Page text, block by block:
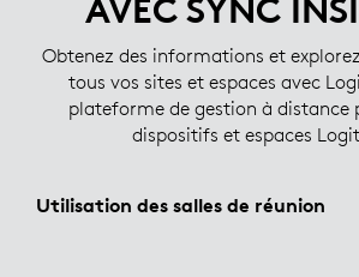
AVEC SYNC
Obtenez des informations et
tous vos sites et espaces avec
plateforme de gestion à distance
dispositifs et espaces
Utilisation des salles de réunion